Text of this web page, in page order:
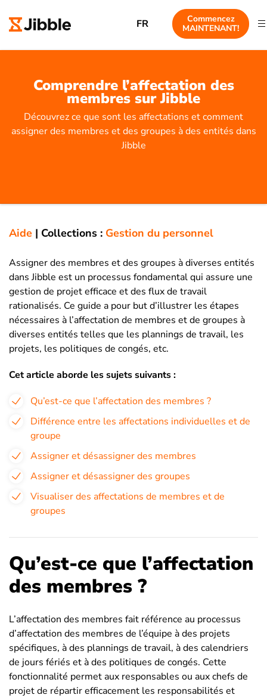
FR
Commencez
MAINTENANT!
Comprendre l’affectation des
membres sur Jibble
Découvrez ce que sont les affectations et comment
assigner des membres et des groupes à des entités dans
Jibble
Aide | Collections : Gestion du personnel
Assigner des membres et des groupes à diverses entités
dans Jibble est un processus fondamental qui assure une
gestion de projet efficace et des flux de travail
rationalisés. Ce guide a pour but d’illustrer les étapes
nécessaires à l’affectation de membres et de groupes à
diverses entités telles que les plannings de travail, les
projets, les politiques de congés, etc.
Cet article aborde les sujets suivants :
Qu’est-ce que l’affectation des membres ?
Différence entre les affectations individuelles et de
groupe
Assigner et désassigner des membres
Assigner et désassigner des groupes
Visualiser des affectations de membres et de
groupes
Qu’est-ce que l’affectation
des membres ?
L’affectation des membres fait référence au processus
d’affectation des membres de l’équipe à des projets
spécifiques, à des plannings de travail, à des calendriers
de jours fériés et à des politiques de congés. Cette
fonctionnalité permet aux responsables ou aux chefs de
projet de répartir efficacement les responsabilités et